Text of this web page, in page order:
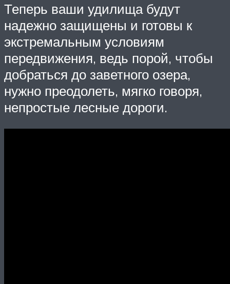
Теперь ваши удилища будут
надежно защищены и готовы к
экстремальным условиям
передвижения, ведь порой, чтобы
добраться до заветного озера,
нужно преодолеть, мягко говоря,
непростые лесные дороги.